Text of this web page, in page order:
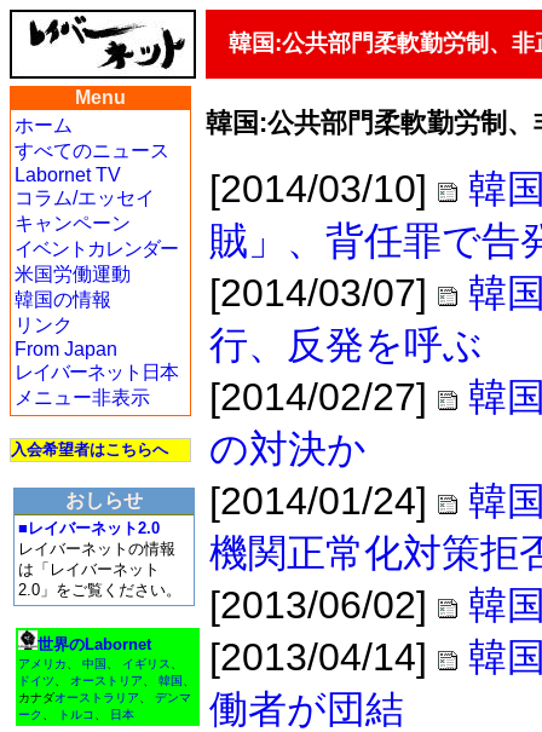
韓国:公共部門柔軟勤労制、
Menu
ホーム
すべてのニュース
Labornet TV
コラム/エッセイ
キャンペーン
イベントカレンダー
米国労働運動
韓国の情報
リンク
From Japan
レイバーネット日本
メニュー非表示
入会希望者はこちらへ
おしらせ
■レイバーネット2.0
レイバーネットの情報
は「レイバーネット
2.0」をご覧ください。
世界のLabornet
アメリカ 中国 イギリス
ドイツ
オーストリア 韓国
カナダオーストラリア
デンマ
ーク
トルコ 日本
韓国:公共部門柔軟勤労制
[2014/03/10]
韓
賊」、背任罪で告
[2014/03/07]
韓
行、反発を呼ぶ
[2014/02/27]
韓
の対決か
[2014/01/24]
韓
機関正常化対策拒
[2013/06/02]
韓
[2013/04/14]
韓
働者が団結